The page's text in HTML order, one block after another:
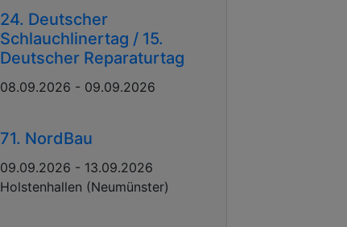
24. Deutscher
Schlauchlinertag / 15.
Deutscher Reparaturtag
08.09.2026 - 09.09.2026
71. NordBau
09.09.2026 - 13.09.2026
Holstenhallen (Neumünster)